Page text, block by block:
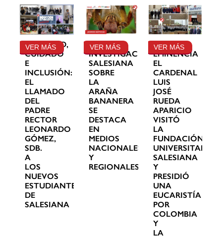
GRATITUD,
CUIDADO
E
INCLUSIÓN:
EL
LLAMADO
DEL
PADRE
RECTOR
LEONARDO
GÓMEZ,
SDB.
A
LOS
NUEVOS
ESTUDIANTES
DE
SALESIANA
VER MÁS
LA
INVESTIGACIÓN
SALESIANA
SOBRE
LA
ARAÑA
BANANERA
SE
DESTACA
EN
MEDIOS
NACIONALES
Y
REGIONALES
VER MÁS
SU
EMINENCIA
EL
CARDENAL
LUIS
JOSÉ
RUEDA
APARICIO
VISITÓ
LA
FUNDACIÓN
UNIVERSITARIA
SALESIANA
Y
PRESIDIÓ
UNA
EUCARISTÍA
POR
COLOMBIA
Y
LA
VER MÁS